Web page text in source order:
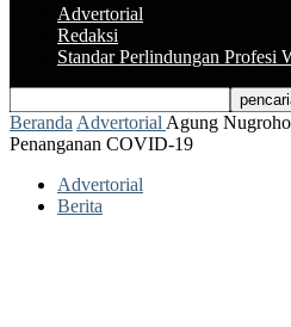
Advertorial
Redaksi
Standar Perlindungan Profesi
Beranda Advertorial Agung
Penanganan COVID-19
Advertorial
Berita